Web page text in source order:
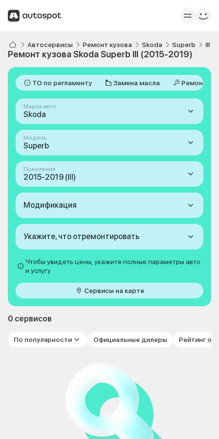
Автосервисы Ремонт кузова Skoda Superb III
Ремонт кузова Skoda Superb III (2015-2019)
ТО по регламенту Замена масла Ремонт
Марка авто
Skoda
Модель
Superb
Поколение
2015-2019 (III)
Модификация
Укажите, что отремонтировать
Чтобы увидеть цены, укажите полные параметры авто
и услугу
Сервисы на карте
0 сервисов
По популярности Официальные дилеры Рейтинг